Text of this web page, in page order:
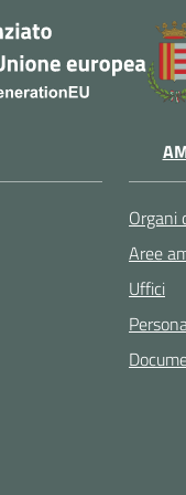
Organi
Aree
Uffici